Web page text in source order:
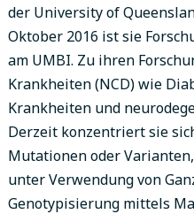
der University of
Oktober 2016 ist sie
am UMBI. Zu ihren
Krankheiten (NCD) wie
Krankheiten und
Derzeit konzentriert sie
Mutationen oder
unter Verwendung von
Genotypisierung mittels